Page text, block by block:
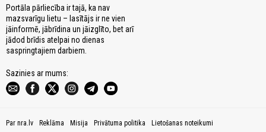
Portāla pārliecība ir tajā, ka nav
mazsvarīgu lietu – lasītājs ir ne vien
jāinformē, jābrīdina un jāizglīto, bet arī
jādod brīdis atelpai no dienas
saspringtajiem darbiem.
Sazinies ar mums:
Par nra.lv Reklāma Misija Privātuma politika Lietošanas noteikumi